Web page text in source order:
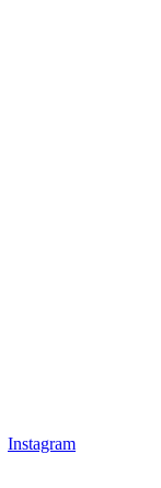
Instagram